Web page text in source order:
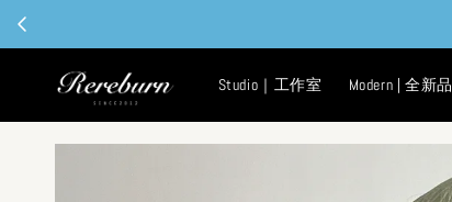
Studio｜工作室 Modern | 全新品